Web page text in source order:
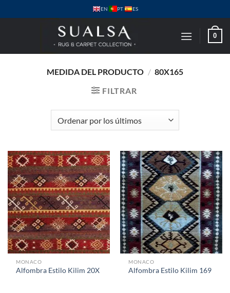
al
EN PT ES
0
MEDIDA DEL PRODUCTO / 80X165
FILTRAR
MONACO
Alfombra Estilo Kilim 20X
MONACO
Alfombra Estilo Kilim 169